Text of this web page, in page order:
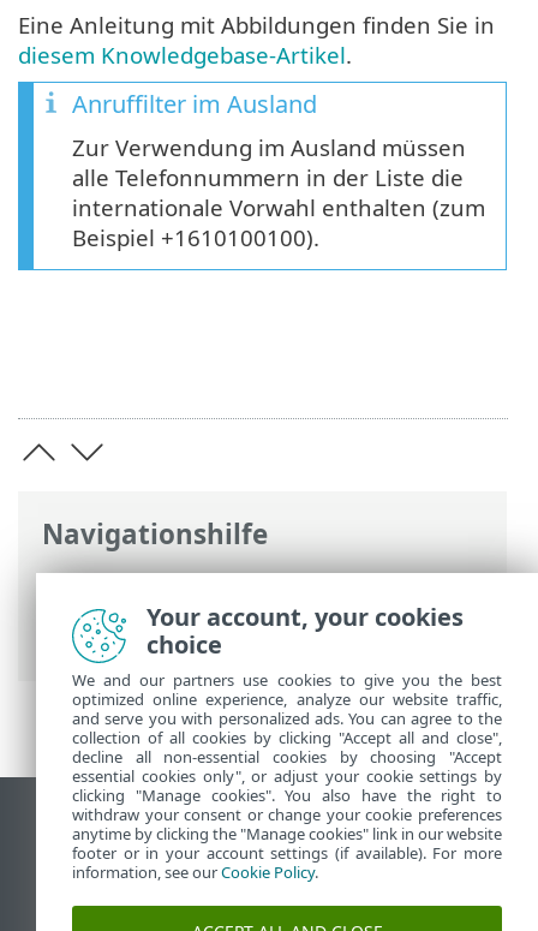
Navigationshilfe
ESET Online-Hilfe>ESET Mobile Security
Arbeiten mit ESET Mobile Security >
Anruffilter> Neue Regel hinzufügen
Eine Anleitung mit Abbildungen finden Sie in
diesem Knowledgebase-Artikel.
Anruffilter im Ausland
Zur Verwendung im Ausland müssen
alle Telefonnummern in der Liste die
internationale Vorwahl enthalten (zum
Beispiel +1610100100).
Desktop-Site anzeigen
End of Life
ESET Knowledgebase
ESET-Forum
Your account, your cookies
choice
We and our partners use cookies to give you the best
optimized online experience, analyze our website traffic,
and serve you with personalized ads. You can agree to the
collection of all cookies by clicking "Accept all and close",
decline all non-essential cookies by choosing "Accept
essential cookies only", or adjust your cookie settings by
clicking "Manage cookies". You also have the right to
withdraw your consent or change your cookie preferences
anytime by clicking the "Manage cookies" link in our website
footer or in your account settings (if available). For more
information, see ourCookie Policy.